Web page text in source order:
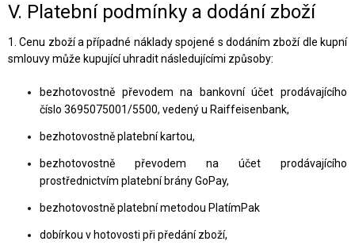
V. Platební podmínky a dodání zboží
1. Cenu zboží a případné náklady spojené s dodáním zboží dle kupní
smlouvy může kupující uhradit následujícími způsoby:
bezhotovostně převodem na bankovní účet prodávajícího
číslo 3695075001/5500, vedený u Raiffeisenbank,
bezhotovostně platební kartou,
bezhotovostně převodem na účet prodávajícího
prostřednictvím platební brány GoPay,
bezhotovostně platební metodou PlatímPak
dobírkou v hotovosti při předání zboží,